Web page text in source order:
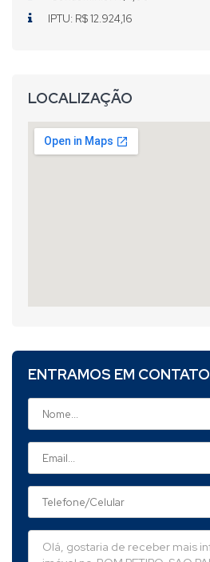
IPTU: R$ 12.924,16
LOCALIZAÇÃO
ENTRAMOS EM CONTATO